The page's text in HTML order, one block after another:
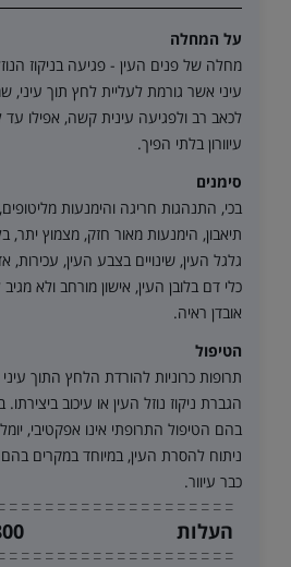
על המחלה
מחלה של פנים העין - פגיעה בניקוז
עיני אשר גורמת לעליית לחץ תוך עיני,
לכאב רב ולפגיעה עינית קשה, אפילו עד
עיוורון בלתי הפיך.
סימנים
בכי, התנהגות חריגה והימנעות
תיאבון, הימנעות מאור חזק, מצמוץ יתר,
גלגל העין, שינויים בצבע העין, עכירות,
כלי דם בלובן העין, אישון מורחב ולא מגיב
אובדן ראיה.
הטיפול
תרופות כרוניות להורדת הלחץ התוך
הגברת ניקוז נוזל העין או עיכוב
בהם הטיפול התרופתי אינו אפקטיבי,
ניתוח להסרת העין, במיוחד במקרים
כבר עיוור.
העלות ₪